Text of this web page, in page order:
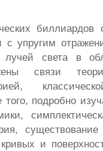
биллиардов
с упругим
света в
связи
того, подробно
и